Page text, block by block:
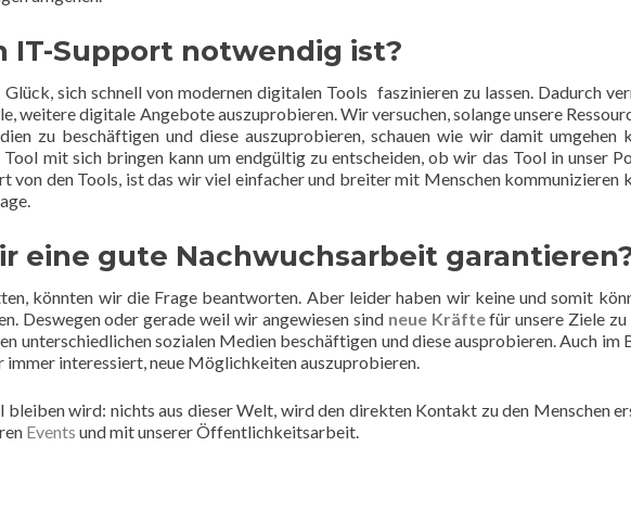
IT-Support notwendig ist?
sich schnell von modernen digitalen Tools faszinieren zu lassen. Dadurch
weitere digitale Angebote auszuprobieren. Wir versuchen, solange unsere
zu beschäftigen und diese auszuprobieren, schauen wie wir damit umgehen
mit sich bringen kann um endgültig zu entscheiden, ob wir das Tool in unser
von den Tools, ist das wir viel einfacher und breiter mit Menschen kommunizieren
eine gute Nachwuchsarbeit
könnten wir die Frage beantworten. Aber leider haben wir keine und somit
Deswegen oder gerade weil wir angewiesen sindneue Kräfte für unsere Ziele zu
unterschiedlichen sozialen Medien beschäftigen und diese ausprobieren. Auch im
immer interessiert, neue Möglichkeiten auszuprobieren.
wird: nichts aus dieser Welt, wird den direkten Kontakt zu den Menschen
Events und mit unserer Öffentlichkeitsarbeit.